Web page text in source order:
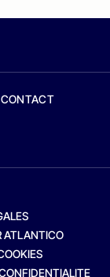
CONTACT
ATLANTICO